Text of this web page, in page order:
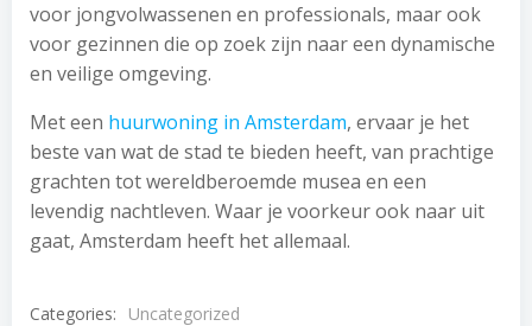
voor jongvolwassenen en professionals, maar ook
voor gezinnen die op zoek zijn naar een dynamische
en veilige omgeving.
Met een huurwoning in Amsterdam, ervaar je het
beste van wat de stad te bieden heeft, van prachtige
grachten tot wereldberoemde musea en een
levendig nachtleven. Waar je voorkeur ook naar uit
gaat, Amsterdam heeft het allemaal.
Categories: Uncategorized